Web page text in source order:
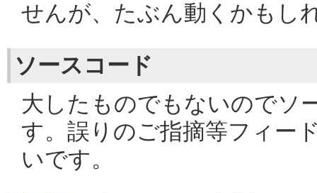
せんが、たぶん動くかもし
ソースコード
大したものでもないのでソ
す。誤りのご指摘等フィー
いです。